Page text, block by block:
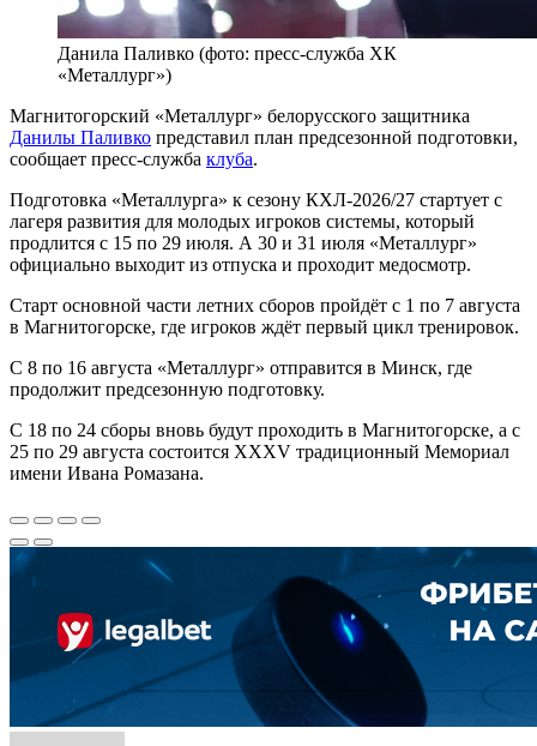
Данила Паливко (фото: пресс-служба ХК
«Металлург»)
Магнитогорский «Металлург» белорусского защитника
Данилы Паливко представил план предсезонной подготовки,
сообщает пресс-служба клуба.
Подготовка «Металлурга» к сезону КХЛ-2026/27 стартует с
лагеря развития для молодых игроков системы, который
продлится с 15 по 29 июля. А 30 и 31 июля «Металлург»
официально выходит из отпуска и проходит медосмотр.
Старт основной части летних сборов пройдёт с 1 по 7 августа
в Магнитогорске, где игроков ждёт первый цикл тренировок.
С 8 по 16 августа «Металлург» отправится в Минск, где
продолжит предсезонную подготовку.
С 18 по 24 сборы вновь будут проходить в Магнитогорске, а с
25 по 29 августа состоится XXXV традиционный Мемориал
имени Ивана Ромазана.